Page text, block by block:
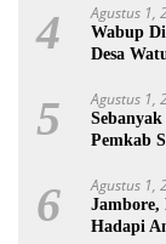
4 Agustus 1,
Wabup
Desa
5 Agustus 1,
Pemkab
6 Agustus 1,
Jambore,
Hadapi